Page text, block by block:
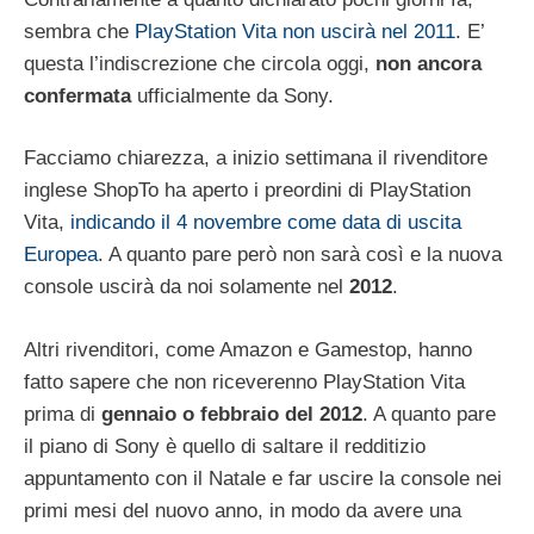
sembra che PlayStation Vita non uscirà nel 2011. E’
questa l’indiscrezione che circola oggi, non ancora
confermataufficialmente da Sony.
Facciamo chiarezza, a inizio settimana il rivenditore
inglese ShopTo ha aperto i preordini di PlayStation
Vita, indicando il 4 novembre come data di uscita
Europea. A quanto pare però non sarà così e la nuova
console uscirà da noi solamente nel 2012.
Altri rivenditori, come Amazon e Gamestop, hanno
fatto sapere che non riceverenno PlayStation Vita
prima di gennaio o febbraio del 2012. A quanto pare
il piano di Sony è quello di saltare il redditizio
appuntamento con il Natale e far uscire la console nei
primi mesi del nuovo anno, in modo da avere una